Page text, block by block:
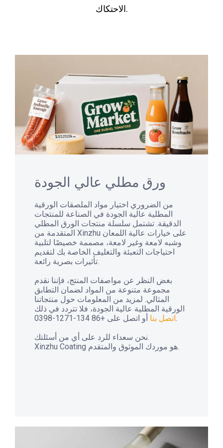
الاحتكاك.
ورق مطلي عالي الجودة
من الضروري اختيار مواد الملصقات الورقية
المطلية عالية الجودة في الصناعة للمنتجات
الدقيقة. تشتمل سلسلة منتجات الورق المطلي
المتقدمة من Xinzhu على خيارات عالية اللمعان
وشبه لامعة وغير لامعة، مصممة خصيصًا لتلبية
احتياجات التعبئة والتغليف الخاصة بك لتقديم
تأثيرات بصرية رائعة.
بغض النظر عن مواصفات المنتج، فإننا نقدم
مجموعة متنوعة من المواد لضمان التطابق
المثالي. لمزيد من المعلومات حول منتجاتنا
الورقية المطلية عالية الجودة، فلا تتردد في ذلك
اتصل بناأو اتصل على +86 134-1271-0398.
نحن سعداء للرد على أي من أسئلتك.
Xinzhu Coating هو موردك الموثوق والمتقدم.